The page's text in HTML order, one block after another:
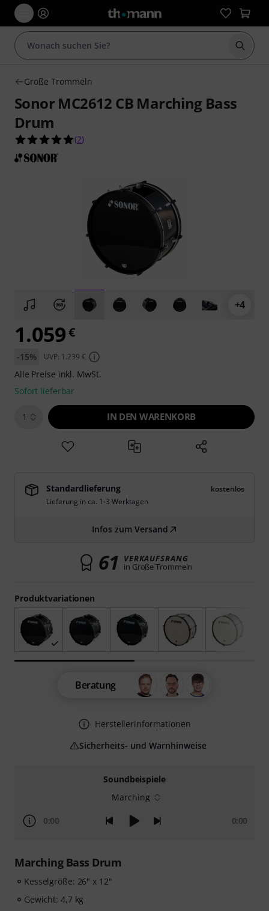
Suche
Große Trommeln
Sonor MC2612 CB Marching Bass
Drum
5.0 von 5 Sternen aus 2 Kundenbewertungen
(2)
+4
Soundbeispiele
Marching
0:00 0:00
Marching Bass Drum
Kesselgröße: 26" x 12"
Gewicht: 4,7 kg
Produktvariationen
1.059€
-15% UVP: 1.239 €
Alle Preise inkl. MwSt.
Sofort lieferbar
1 IN DEN WARENKORB
Standardlieferung
kostenlos
Lieferung in ca. 1-3 Werktagen
Infos zum Versand
61 VERKAUFSRANG
in Große Trommeln
Beratung
Herstellerinformationen
Sicherheits- und Warnhinweise